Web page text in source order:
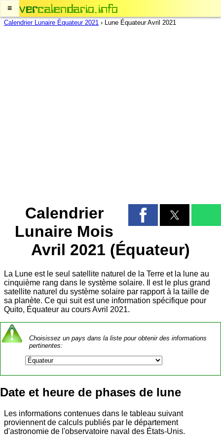
≡
Calendrier Lunaire Équateur 2021 › Lune Équateur Avril 2021
Calendrier
Lunaire Mois
Avril 2021 (Équateur)
La Lune est le seul satellite naturel de la Terre et la lune au
cinquième rang dans le système solaire. Il est le plus grand
satellite naturel du système solaire par rapport à la taille de
sa planète. Ce qui suit est une information spécifique pour
Quito, Équateur au cours Avril 2021.
Choisissez un pays dans la liste pour obtenir des informations
pertinentes:
Date et heure de phases de lune
Les informations contenues dans le tableau suivant
proviennent de calculs publiés par le département
d'astronomie de l'observatoire naval des États-Unis.